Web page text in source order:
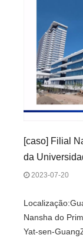
[caso] Filial
da
2023-07-20
Nansha do
Yat-sen-